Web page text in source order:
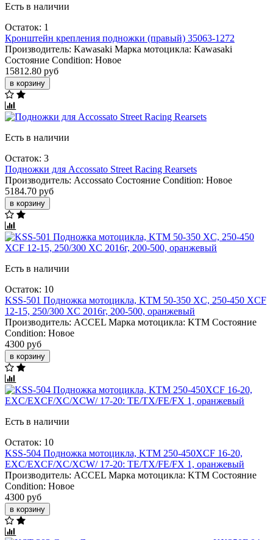
Есть в наличии
Остаток: 1
Кронштейн крепления подножки (правый) 35063-1272
Производитель: Kawasaki Марка мотоцикла: Kawasaki
Состояние Condition: Новое
15812.80 руб
в корзину
Есть в наличии
Остаток: 3
Подножки для Accossato Street Racing Rearsets
Производитель: Accossato Состояние Condition: Новое
5184.70 руб
в корзину
Есть в наличии
Остаток: 10
KSS-501 Подножка мотоцикла, KTM 50-350 XC, 250-450 XCF
12-15, 250/300 XC 2016г, 200-500, оранжевый
Производитель: ACCEL Марка мотоцикла: KTM Состояние
Condition: Новое
4300 руб
в корзину
Есть в наличии
Остаток: 10
KSS-504 Подножка мотоцикла, KTM 250-450XCF 16-20,
EXC/EXCF/XC/XCW/ 17-20: TE/TX/FE/FX 1, оранжевый
Производитель: ACCEL Марка мотоцикла: KTM Состояние
Condition: Новое
4300 руб
в корзину